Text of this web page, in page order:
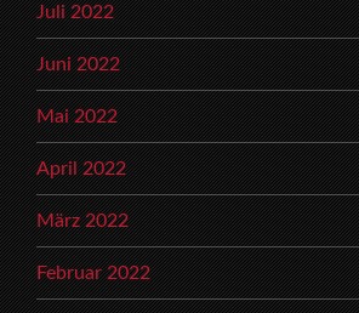
Juli 2022
Juni 2022
Mai 2022
April 2022
März 2022
Februar 2022